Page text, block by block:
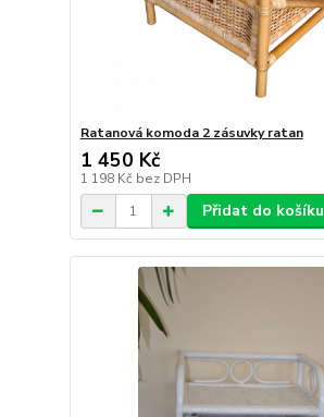
Ratanová komoda 2 zásuvky ratan
1 450 Kč
1 198 Kč bez DPH
Přidat do košíku